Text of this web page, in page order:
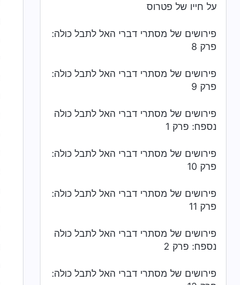
על חייו של פטרוס
פירושים של מסתרי דברי האל לתבל כולה:
פרק 8
פירושים של מסתרי דברי האל לתבל כולה:
פרק 9
פירושים של מסתרי דברי האל לתבל כולה
נספח: פרק 1
פירושים של מסתרי דברי האל לתבל כולה:
פרק 10
פירושים של מסתרי דברי האל לתבל כולה:
פרק 11
פירושים של מסתרי דברי האל לתבל כולה
נספח: פרק 2
פירושים של מסתרי דברי האל לתבל כולה: